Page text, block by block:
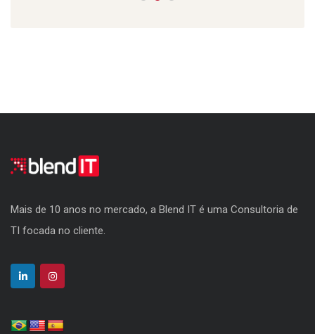
Mais de 10 anos no mercado, a Blend IT é uma Consultoria de
TI focada no cliente.